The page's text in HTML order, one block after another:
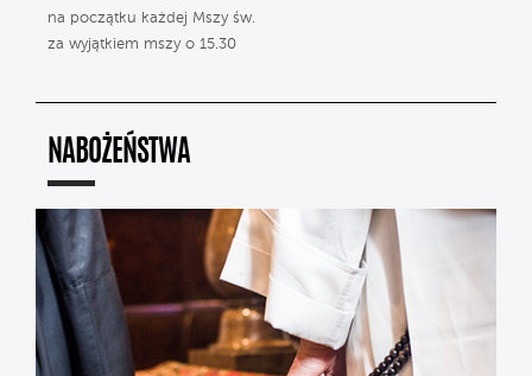
na początku każdej Mszy św.
za wyjątkiem mszy o 15.30
NABOŻEŃSTWA